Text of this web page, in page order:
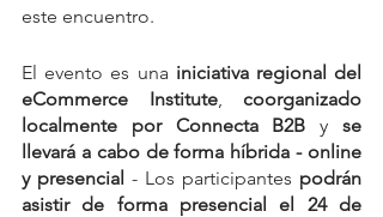
este encuentro.
El evento es una iniciativa regional del
eCommerce Institute, coorganizado
localmente por Connecta B2B y se
llevará a cabo de forma híbrida - online
y presencial - Los participantes podrán
asistir de forma presencial el 24 de